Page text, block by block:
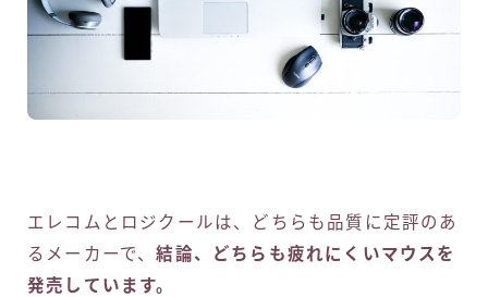
エレコムとロジクールは、どちらも品質に定評のあ
るメーカーで、結論、どちらも疲れにくいマウスを
発売しています。